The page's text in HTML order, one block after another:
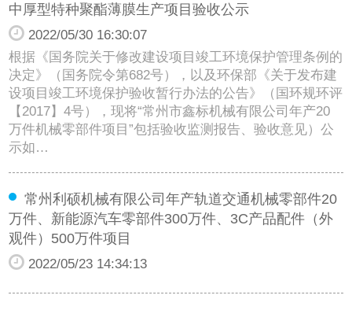
中厚型特种聚酯薄膜生产项目验收公示
2022/05/30 16:30:07
根据《国务院关于修改建设项目竣工环境保护管理条例的
决定》（国务院令第682号），以及环保部《关于发布建
设项目竣工环境保护验收暂行办法的公告》（国环规环评
【2017】4号），现将“常州市鑫标机械有限公司年产20
万件机械零部件项目”包括验收监测报告、验收意见）公
示如…
常州利硕机械有限公司年产轨道交通机械零部件20
万件、新能源汽车零部件300万件、3C产品配件（外
观件）500万件项目
2022/05/23 14:34:13